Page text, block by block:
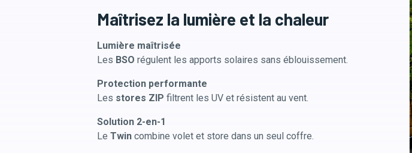
Maîtrisez la lumière et la chaleur
Lumière maîtrisée
Les BSO régulent les apports solaires sans éblouissement.
Protection performante
Les stores ZIP filtrent les UV et résistent au vent.
Solution 2-en-1
Le Twin combine volet et store dans un seul coffre.